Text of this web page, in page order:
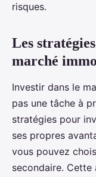
risques.
Les
marché
Investir dans le
pas une tâche à
stratégies pour
ses propres
vous pouvez
secondaire. Cette